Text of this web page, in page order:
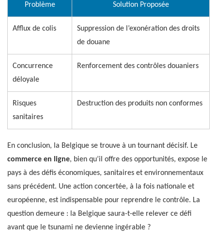
Problème Solution Proposée
Afflux de colis
Suppression de l’exonération des droits
de douane
Concurrence
déloyale
Renforcement des contrôles douaniers
Risques
sanitaires
Destruction des produits non conformes
En conclusion, la Belgique se trouve à un tournant décisif. Le
commerce en ligne, bien qu’il offre des opportunités, expose le
pays à des défis économiques, sanitaires et environnementaux
sans précédent. Une action concertée, à la fois nationale et
européenne, est indispensable pour reprendre le contrôle. La
question demeure : la Belgique saura-t-elle relever ce défi
avant que le tsunami ne devienne ingérable ?